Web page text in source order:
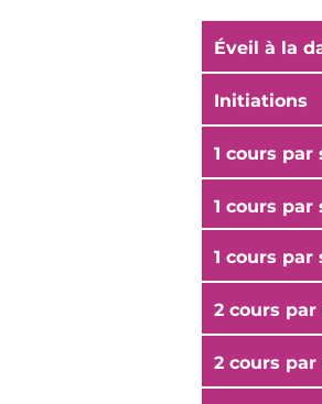
Éveil à la
Initiations
1 cours par
1 cours par
1 cours par
2 cours par
2 cours par